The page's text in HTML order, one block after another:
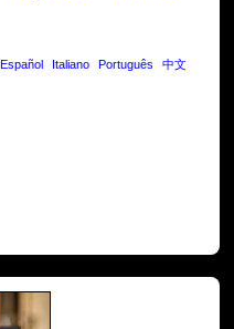
Español Italiano Português 中文